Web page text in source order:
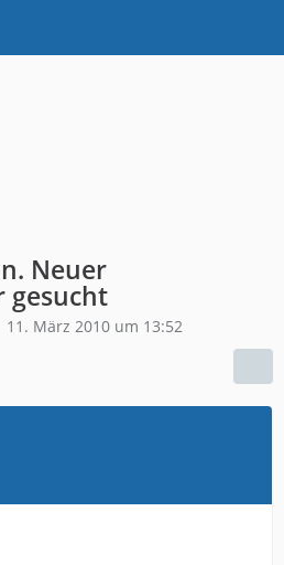
Neuer
gesucht
11. März 2010 um 13:52